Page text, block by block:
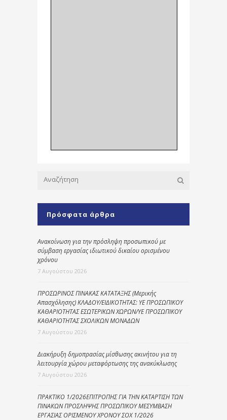
Πρόσφατα άρθρα
Ανακοίνωση για την πρόσληψη προσωπικού με
σύμβαση εργασίας ιδιωτικού δικαίου ορισμένου
χρόνου
7 Αυγούστου 2026
ΠΡΟΣΩΡΙΝΟΣ ΠΙΝΑΚΑΣ ΚΑΤΑΤΑΞΗΣ (Μερικής
Απασχόλησης) ΚΛΑΔΟΥ/ΕΙΔΙΚΟΤΗΤΑΣ: ΥΕ ΠΡΟΣΩΠΙΚΟΥ
ΚΑΘΑΡΙΟΤΗΤΑΣ ΕΣΩΤΕΡΙΚΩΝ ΧΩΡΩΝ/ΥΕ ΠΡΟΣΩΠΙΚΟΥ
ΚΑΘΑΡΙΟΤΗΤΑΣ ΣΧΟΛΙΚΩΝ ΜΟΝΑΔΩΝ
7 Αυγούστου 2026
Διακήρυξη δημοπρασίας μίσθωσης ακινήτου για τη
λειτουργία χώρου μεταφόρτωσης της ανακύκλωσης
7 Αυγούστου 2026
ΠΡΑΚΤΙΚΟ 1/2026ΕΠΙΤΡΟΠΗΣ ΓΙΑ ΤΗΝ ΚΑΤΑΡΤΙΣΗ ΤΩΝ
ΠΙΝΑΚΩΝ ΠΡΟΣΛΗΨΗΣ ΠΡΟΣΩΠΙΚΟΥ ΜΕΣΥΜΒΑΣΗ
ΕΡΓΑΣΙΑΣ ΟΡΙΣΜΕΝΟΥ ΧΡΟΝΟΥ ΣΟΧ 1/2026